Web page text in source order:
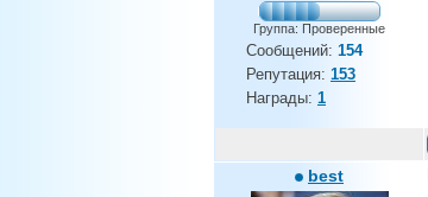
Группа: Проверенные
Сообщений: 154
Репутация: 153
Награды: 1
best